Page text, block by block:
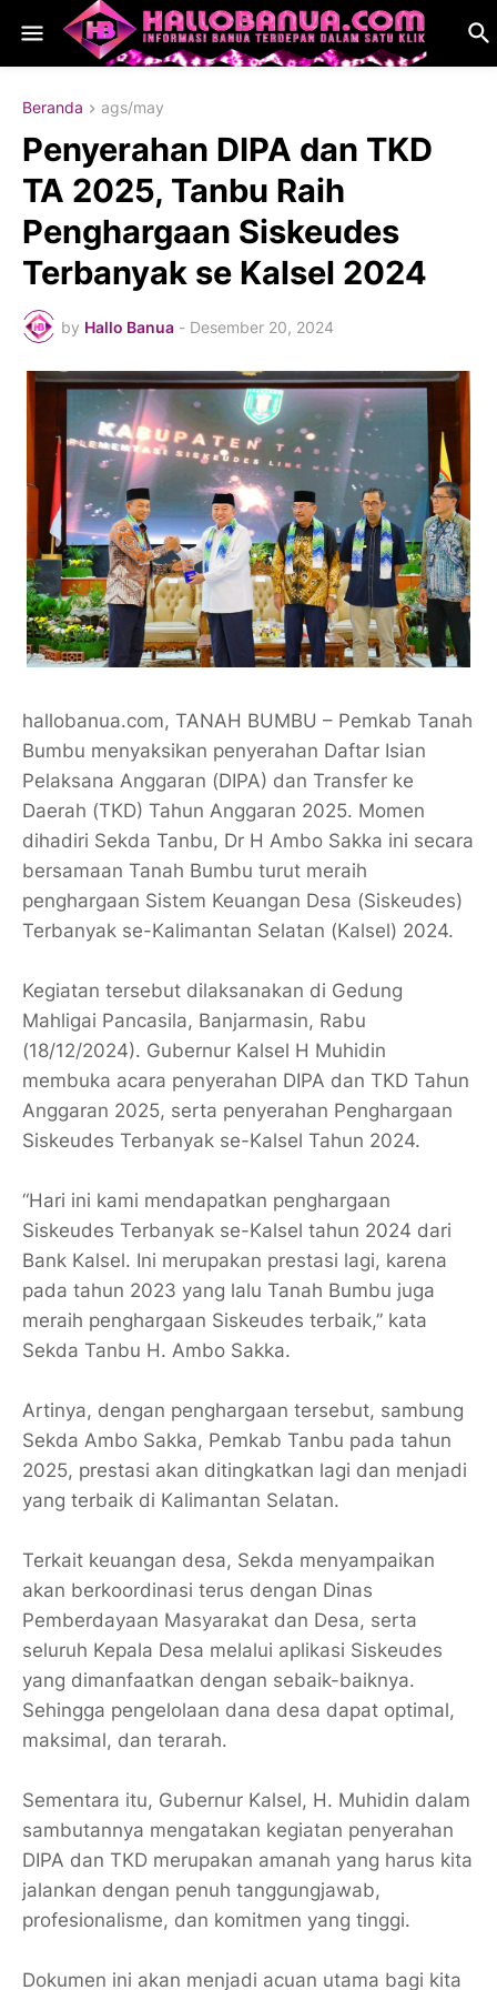
Beranda ags/may
Penyerahan DIPA dan TKD
TA 2025, Tanbu Raih
Penghargaan Siskeudes
Terbanyak se Kalsel 2024
by Hallo Banua - Desember 20, 2024
hallobanua.com, TANAH BUMBU – Pemkab Tanah
Bumbu menyaksikan penyerahan Daftar Isian
Pelaksana Anggaran (DIPA) dan Transfer ke
Daerah (TKD) Tahun Anggaran 2025. Momen
dihadiri Sekda Tanbu, Dr H Ambo Sakka ini secara
bersamaan Tanah Bumbu turut meraih
penghargaan Sistem Keuangan Desa (Siskeudes)
Terbanyak se-Kalimantan Selatan (Kalsel) 2024.
Kegiatan tersebut dilaksanakan di Gedung
Mahligai Pancasila, Banjarmasin, Rabu
(18/12/2024). Gubernur Kalsel H Muhidin
membuka acara penyerahan DIPA dan TKD Tahun
Anggaran 2025, serta penyerahan Penghargaan
Siskeudes Terbanyak se-Kalsel Tahun 2024.
“Hari ini kami mendapatkan penghargaan
Siskeudes Terbanyak se-Kalsel tahun 2024 dari
Bank Kalsel. Ini merupakan prestasi lagi, karena
pada tahun 2023 yang lalu Tanah Bumbu juga
meraih penghargaan Siskeudes terbaik,” kata
Sekda Tanbu H. Ambo Sakka.
Artinya, dengan penghargaan tersebut, sambung
Sekda Ambo Sakka, Pemkab Tanbu pada tahun
2025, prestasi akan ditingkatkan lagi dan menjadi
yang terbaik di Kalimantan Selatan.
Terkait keuangan desa, Sekda menyampaikan
akan berkoordinasi terus dengan Dinas
Pemberdayaan Masyarakat dan Desa, serta
seluruh Kepala Desa melalui aplikasi Siskeudes
yang dimanfaatkan dengan sebaik-baiknya.
Sehingga pengelolaan dana desa dapat optimal,
maksimal, dan terarah.
Sementara itu, Gubernur Kalsel, H. Muhidin dalam
sambutannya mengatakan kegiatan penyerahan
DIPA dan TKD merupakan amanah yang harus kita
jalankan dengan penuh tanggungjawab,
profesionalisme, dan komitmen yang tinggi.
Dokumen ini akan menjadi acuan utama bagi kita